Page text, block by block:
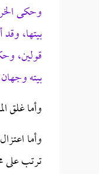
وحكى
بيتها،
قولين،
بيته
وأما غلق
وأما
ترتب على